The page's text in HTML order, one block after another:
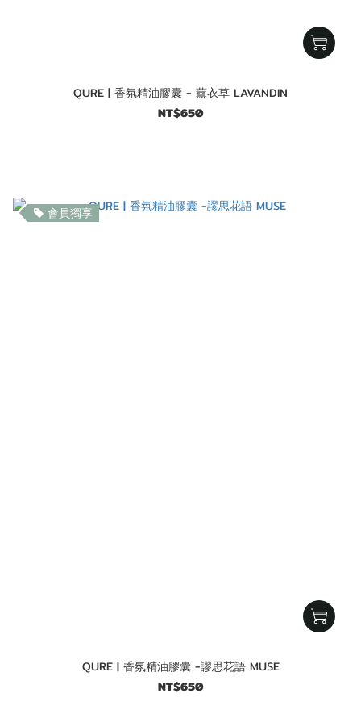
QURE | 香氛精油膠囊 - 薰衣草 LAVANDIN
NT$650
會員獨享
QURE | 香氛精油膠囊 -謬思花語 MUSE
NT$650